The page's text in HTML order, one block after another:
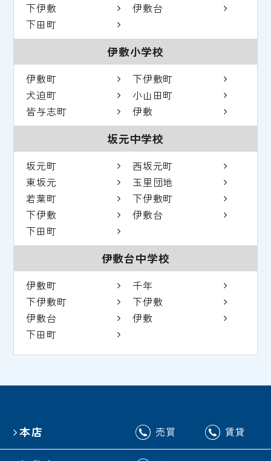
下伊敷
伊敷台
下田町
伊敷小学校
伊敷町
下伊敷町
犬迫町
小山田町
皆与志町
伊敷
坂元中学校
坂元町
西坂元町
東坂元
玉里団地
若葉町
下伊敷町
下伊敷
伊敷台
下田町
伊敷台中学校
伊敷町
千年
下伊敷町
下伊敷
伊敷台
伊敷
下田町
本店 売買 賃貸